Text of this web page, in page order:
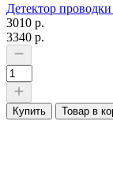
Детектор
3010 р.
3340 р.
Купить Товар в